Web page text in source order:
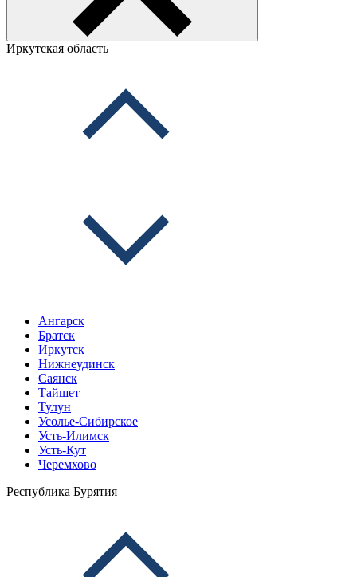
Иркутская область
Ангарск
Братск
Иркутск
Нижнеудинск
Саянск
Тайшет
Тулун
Усолье-Сибирское
Усть-Илимск
Усть-Кут
Черемхово
Республика Бурятия